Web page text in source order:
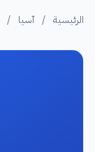
الرئيسية / آسيا /